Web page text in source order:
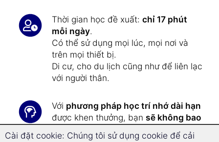
Thời gian học đề xuất: chỉ 17 phút
mỗi ngày.
Có thể sử dụng mọi lúc, mọi nơi và
trên mọi thiết bị.
Di cư, cho du lịch cũng như để liên lạc
với người thân.
Với phương pháp học trí nhớ dài hạn
được khen thưởng, bạn sẽ không bao
tiếng Hy Lạp hiện đại.
Cài đặt cookie: Chúng tôi sử dụng cookie để cải